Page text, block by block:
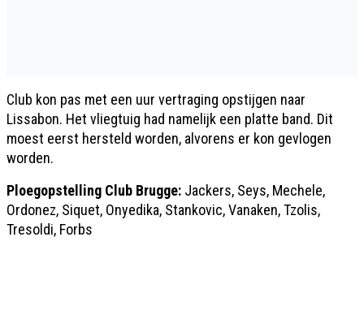
Club kon pas met een uur vertraging opstijgen naar
Lissabon. Het vliegtuig had namelijk een platte band. Dit
moest eerst hersteld worden, alvorens er kon gevlogen
worden.
Ploegopstelling Club Brugge: Jackers, Seys, Mechele,
Ordonez, Siquet, Onyedika, Stankovic, Vanaken, Tzolis,
Tresoldi, Forbs